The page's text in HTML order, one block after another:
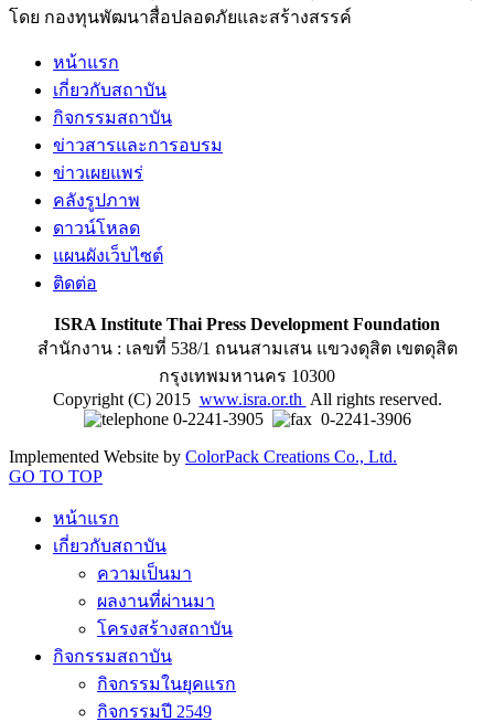
โดย กองทุนพัฒนาสื่อปลอดภัยและสร้างสรรค์
หน้าแรก
เกี่ยวกับสถาบัน
กิจกรรมสถาบัน
ข่าวสารและการอบรม
ข่าวเผยแพร่
คลังรูปภาพ
ดาวน์โหลด
แผนผังเว็บไซต์
ติดต่อ
ISRA Institute Thai Press Development Foundation
สำนักงาน : เลขที่ 538/1 ถนนสามเสน แขวงดุสิต เขตดุสิต
กรุงเทพมหานคร 10300
Copyright (C) 2015 www.isra.or.th All rights reserved.
0-2241-3905
0-2241-3906
Implemented Website by ColorPack Creations Co., Ltd.
GO TO TOP
หน้าแรก
เกี่ยวกับสถาบัน
ความเป็นมา
ผลงานที่ผ่านมา
โครงสร้างสถาบัน
กิจกรรมสถาบัน
กิจกรรมในยุคแรก
กิจกรรมปี 2549